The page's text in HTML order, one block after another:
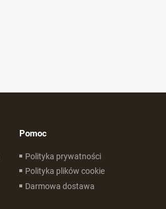
Pomoc
Polityka prywatności
Polityka plików cookie
Darmowa dostawa